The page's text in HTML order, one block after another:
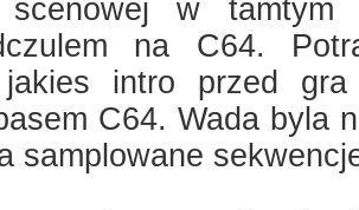
scenowej w tamtym
na C64.
jakies intro przed
C64. Wada byla
samplowane